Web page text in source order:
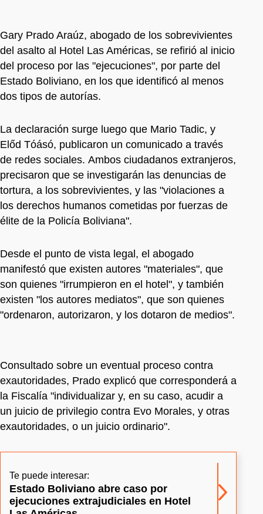
Gary Prado Araúz, abogado de los sobrevivientes
del asalto al Hotel Las Américas, se refirió al inicio
del proceso por las "ejecuciones", por parte del
Estado Boliviano, en los que identificó al menos
dos tipos de autorías.
La declaración surge luego que Mario Tadic, y
Előd Tóásó, publicaron un comunicado a través
de redes sociales. Ambos ciudadanos extranjeros,
precisaron que se investigarán las denuncias de
tortura, a los sobrevivientes, y las "violaciones a
los derechos humanos cometidas por fuerzas de
élite de la Policía Boliviana".
Desde el punto de vista legal, el abogado
manifestó que existen autores "materiales", que
son quienes "irrumpieron en el hotel", y también
existen "los autores mediatos", que son quienes
"ordenaron, autorizaron, y los dotaron de medios".
Consultado sobre un eventual proceso contra
exautoridades, Prado explicó que corresponderá a
la Fiscalía "individualizar y, en su caso, acudir a
un juicio de privilegio contra Evo Morales, y otras
exautoridades, o un juicio ordinario".
Te puede interesar:
Estado Boliviano abre caso por
ejecuciones extrajudiciales en Hotel